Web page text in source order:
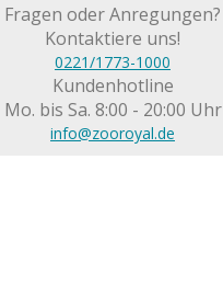
Fragen oder Anregungen?
Kontaktiere uns!
0221/1773-1000
Kundenhotline
Mo. bis Sa. 8:00 - 20:00 Uhr
info@zooroyal.de